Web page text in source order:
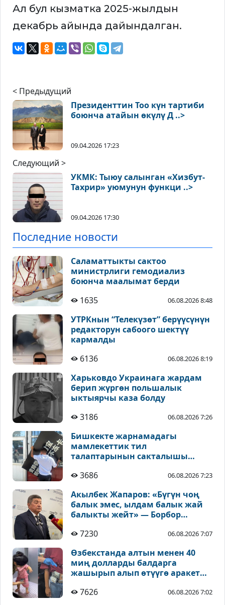
Ал бул кызматка 2025-жылдын
декабрь айында дайындалган.
< Предыдущий
Президенттин Тоо күн тартиби
боюнча атайын өкүлү Д ..>
09.04.2026 17:23
Следующий >
УКМК: Тыюу салынган «Хизбут-
Тахрир» уюмунун функци ..>
09.04.2026 17:30
Последние новости
Саламаттыкты сактоо
министрлиги гемодиализ
боюнча маалымат берди
1635
06.08.2026 8:48
УТРКнын “Телекүзөт” берүүсүнүн
редакторун сабоого шектүү
кармалды
6136
06.08.2026 8:19
Харьковдо Украинага жардам
берип жүргөн польшалык
ыктыярчы каза болду
3186
06.08.2026 7:26
Бишкекте жарнамадагы
мамлекеттик тил
талаптарынын сакталышы
3686
06.08.2026 7:23
Акылбек Жапаров: «Бүгүн чоң
балык эмес, ылдам балык жай
балыкты жейт» — Борбор
7230
06.08.2026 7:07
Өзбекстанда алтын менен 40
миң долларды балдарга
жашырып алып өтүүгө аракет
7626
06.08.2026 7:02